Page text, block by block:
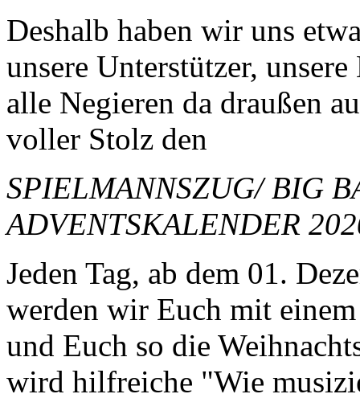
Deshalb haben wir uns
unsere Unterstützer,
alle Negieren da draußen
voller Stolz den
SPIELMANNSZUG/ BIG
ADVENTSKALENDER
Jeden Tag, ab dem 01.
werden wir Euch mit
und Euch so die
wird hilfreiche "Wie